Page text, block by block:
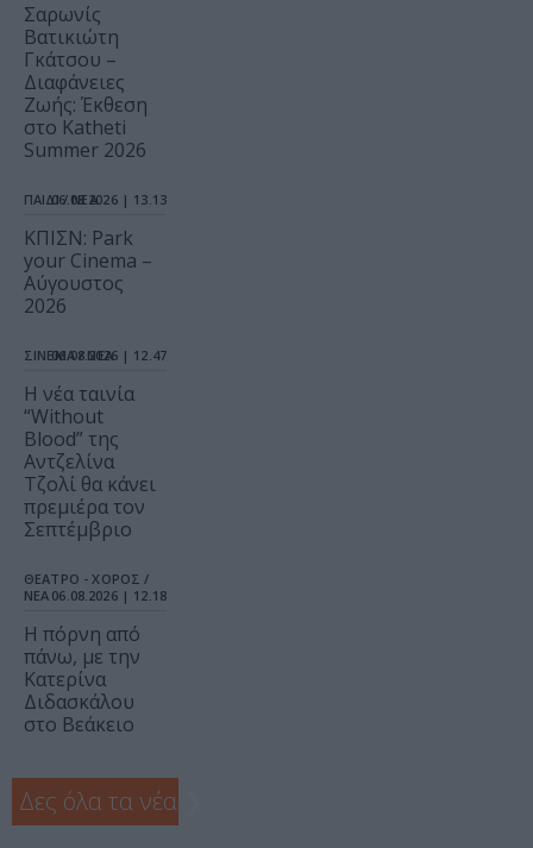
Σαρωνίς
Βατικιώτη
Γκάτσου –
Διαφάνειες
Ζωής: Έκθεση
στο Katheti
Summer 2026
ΠΑΙΔΙ / ΝΕΑ
06.08.2026 | 13.13
ΚΠΙΣΝ: Park
your Cinema –
Αύγουστος
2026
ΣΙΝΕΜΑ / ΝΕΑ
06.08.2026 | 12.47
Η νέα ταινία
“Without
Blood” της
Αντζελίνα
Τζολί θα κάνει
πρεμιέρα τον
Σεπτέμβριο
ΘΕΑΤΡΟ - ΧΟΡΟΣ /
ΝΕΑ 06.08.2026 | 12.18
Η πόρνη από
πάνω, με την
Κατερίνα
Διδασκάλου
στο Βεάκειο
Δες όλα τα νέα